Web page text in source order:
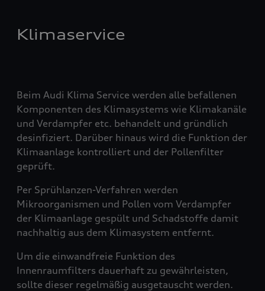
Klimaservice
Beim Audi Klima Service werden alle befallenen
Komponenten des Klimasystems wie Klimakanäle
und Verdampfer etc. behandelt und gründlich
desinfiziert. Darüber hinaus wird die Funktion der
Klimaanlage kontrolliert und der Pollenfilter
geprüft.
Per Sprühlanzen-Verfahren werden
Mikroorganismen und Pollen vom Verdampfer
der Klimaanlage gespült und Schadstoffe damit
nachhaltig aus dem Klimasystem entfernt.
Um die einwandfreie Funktion des
Innenraumfilters dauerhaft zu gewährleisten,
sollte dieser regelmäßig ausgetauscht werden.